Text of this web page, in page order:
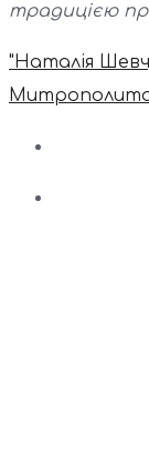
традицією
"Наталія